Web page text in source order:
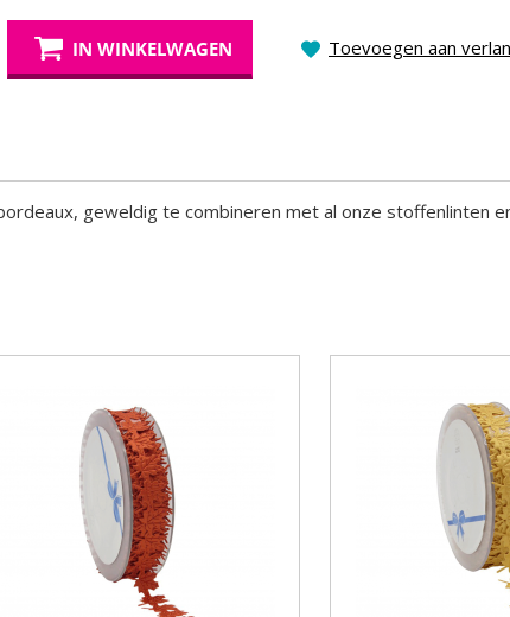
IN WINKELWAGEN Toevoegen aan
geweldig te combineren met al onze stoffenlinten